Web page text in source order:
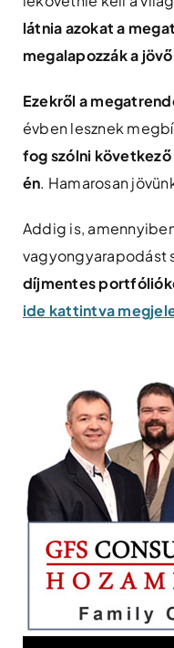
látnia azokat a
megalapozzák a
Ezekről a
évben lesznek
fog szólni
én. Hamarosan
Addig is,
vagyongyarapodást
díjmentes
ide kattintva